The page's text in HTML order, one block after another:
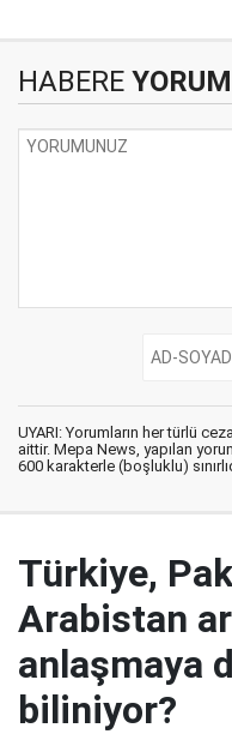
HABERE
UYARI: Yorumların her türlü
aittir. Mepa News, yapılan
600 karakterle (boşluklu)
Türkiye,
Arabistan
anlaşmaya
biliniyor?